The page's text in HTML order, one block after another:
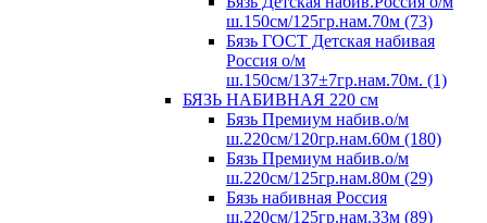
ш.150см/125гр.нам.70м (73)
Бязь ГОСТ Детская набивая
Россия о/м
ш.150см/137±7гр.нам.70м. (1)
БЯЗЬ НАБИВНАЯ 220 см
Бязь Премиум набив.о/м
ш.220см/120гр.нам.60м (180)
Бязь Премиум набив.о/м
ш.220см/125гр.нам.80м (29)
Бязь набивная Россия
ш.220см/125гр.нам.33м (89)